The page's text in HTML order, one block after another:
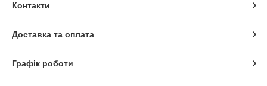
Контакти
Доставка та оплата
Графік роботи